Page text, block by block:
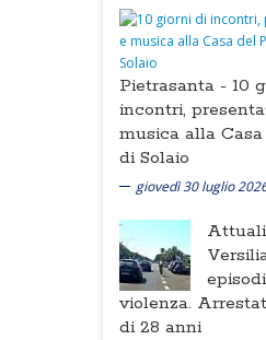
Pietrasanta - 10
incontri,
musica alla
di Solaio
giovedì 30 luglio
violenza.
di 28 anni